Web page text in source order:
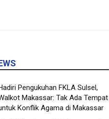
Pengukuhan FKLA Sulsel,
Makassar: Tak Ada Tempat
Konflik Agama di Makassar